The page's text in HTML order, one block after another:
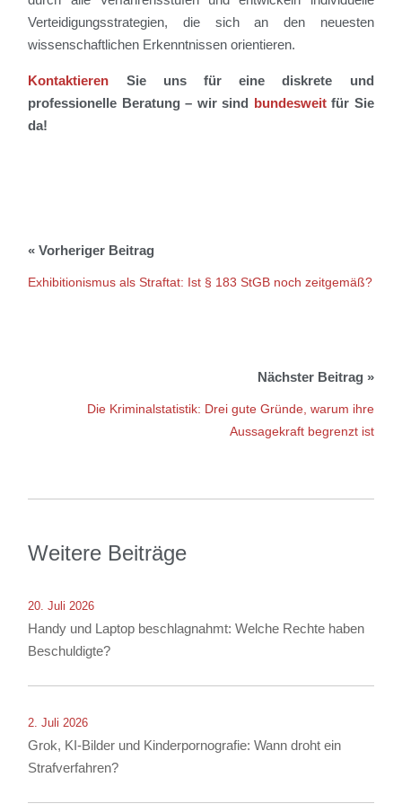
Verteidigungsstrategien, die sich an den neuesten
wissenschaftlichen Erkenntnissen orientieren.
Kontaktieren Sie uns für eine diskrete und
professionelle Beratung – wir sind bundesweitfür Sie
da!
Exhibitionismus als Straftat: Ist § 183 StGB noch zeitgemäß?
Die Kriminalstatistik: Drei gute Gründe, warum ihre
Aussagekraft begrenzt ist
Weitere Beiträge
20. Juli 2026
Handy und Laptop beschlagnahmt: Welche Rechte haben
Beschuldigte?
2. Juli 2026
Grok, KI-Bilder und Kinderpornografie: Wann droht ein
Strafverfahren?